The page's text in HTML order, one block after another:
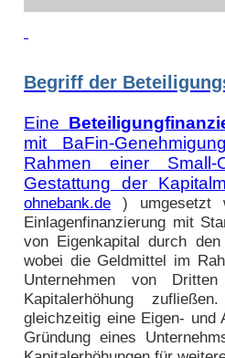
Begriff der
Eine
mit BaFin-
Rahmen einer Small-
Gestattung der
ohnebank.de ) umgesetzt
Einlagenfinanzierung mit
von Eigenkapital durch
wobei die Geldmittel im
Unternehmen von
Kapitalerhöhung
gleichzeitig eine Eigen- und
Gründung eines